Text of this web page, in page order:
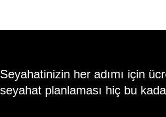
Seyahatinizin her adımı için
seyahat planlaması hiç bu